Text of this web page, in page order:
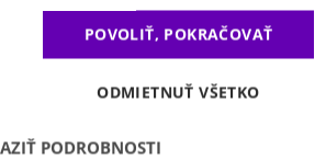
POVOLIŤ, POKRAČOVAŤ
ODMIETNUŤ VŠETKO
PODROBNOSTI